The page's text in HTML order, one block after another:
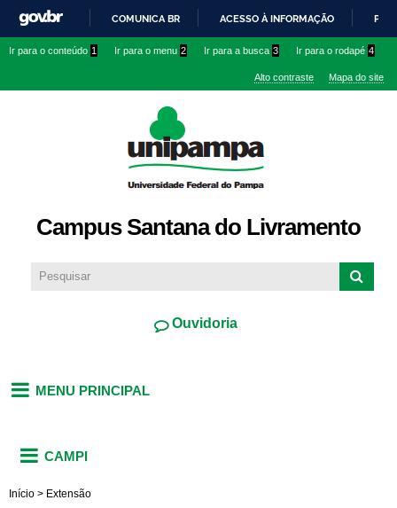
conteúdo
IR
O
COMUNICA BR ACESSO À INFORMAÇÃO
Ir para o conteúdo 1 Ir para o menu 2 Ir para a busca 3 Ir para o rodapé 4
Alto contraste Mapa do site
Campus Santana do Livramento
Ouvidoria
MENU PRINCIPAL
CAMPI
Início > Extensão